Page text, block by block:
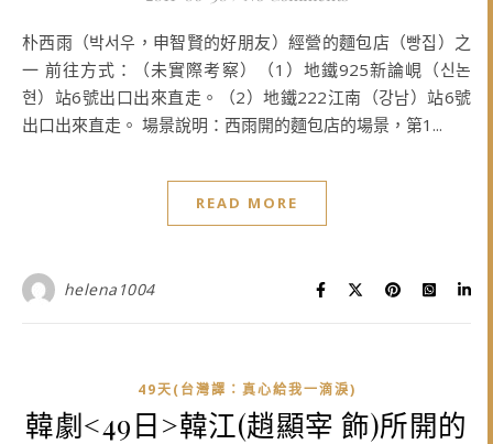
朴西雨（박서우，申智賢的好朋友）經營的麵包店（빵집）之
一 前往方式：（未實際考察）（1）地鐵925新論峴（신논
현）站6號出口出來直走。（2）地鐵222江南（강남）站6號
出口出來直走。 場景說明：西雨開的麵包店的場景，第1...
READ MORE
helena1004
49天(台灣譯：真心給我一滴淚)
韓劇<49日>韓江(趙顯宰 飾)所開的